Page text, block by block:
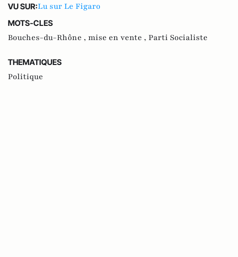
VU SUR:Lu sur Le Figaro
MOTS-CLES
Bouches-du-Rhône , mise en vente , Parti Socialiste
THEMATIQUES
Politique